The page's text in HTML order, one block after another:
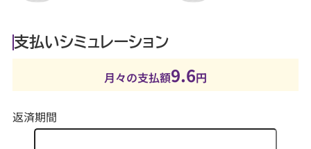
支払いシミュレーション
月々の支払額9.6円
返済期間